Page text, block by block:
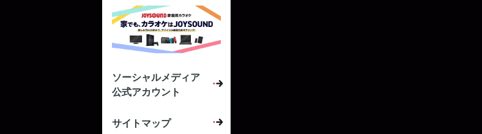
ソーシャルメディア
公式アカウント
サイトマップ